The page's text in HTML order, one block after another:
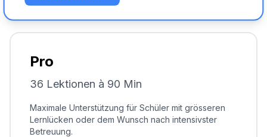
Pro
36 Lektionen à 90 Min
Maximale Unterstützung für Schüler mit grösseren
Lernlücken oder dem Wunsch nach intensivster
Betreuung.